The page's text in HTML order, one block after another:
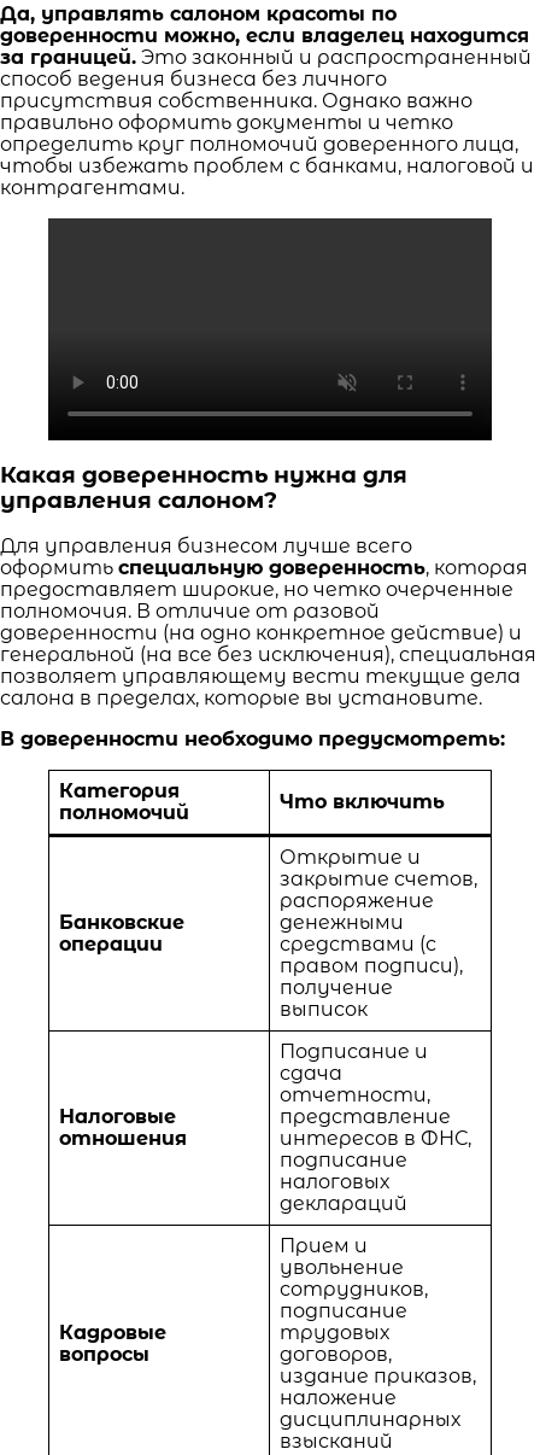
Да, управлять салоном красоты по
доверенности можно, если владелец находится
за границей. Это законный и распространенный
способ ведения бизнеса без личного
присутствия собственника. Однако важно
правильно оформить документы и четко
определить круг полномочий доверенного лица,
чтобы избежать проблем с банками, налоговой и
контрагентами.
Какая доверенность нужна для
управления салоном?
Для управления бизнесом лучше всего
оформить специальную доверенность, которая
предоставляет широкие, но четко очерченные
полномочия. В отличие от разовой
доверенности (на одно конкретное действие) и
генеральной (на все без исключения), специальная
позволяет управляющему вести текущие дела
салона в пределах, которые вы установите.
В доверенности необходимо предусмотреть:
Категория
полномочий
Что включить
Банковские
операции
Открытие и
закрытие счетов,
распоряжение
денежными
средствами (с
правом подписи),
получение
выписок
Налоговые
отношения
Подписание и
сдача
отчетности,
представление
интересов в ФНС,
подписание
налоговых
деклараций
Кадровые
вопросы
Прием и
увольнение
сотрудников,
подписание
трудовых
договоров,
издание приказов,
наложение
дисциплинарных
взысканий